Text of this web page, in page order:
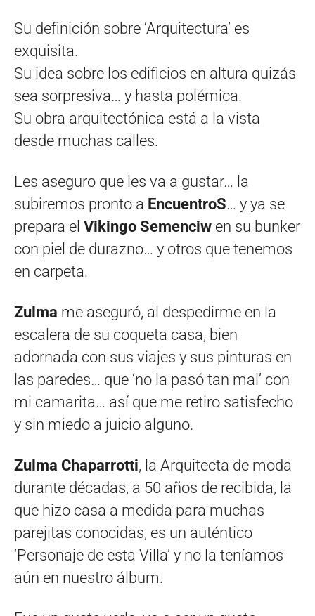
Su definición sobre ‘Arquitectura’ es
exquisita.
Su idea sobre los edificios en altura quizás
sea sorpresiva… y hasta polémica.
Su obra arquitectónica está a la vista
desde muchas calles.
Les aseguro que les va a gustar… la
subiremos pronto a EncuentroS… y ya se
prepara el Vikingo Semenciw en su bunker
con piel de durazno… y otros que tenemos
en carpeta.
Zulma me aseguró, al despedirme en la
escalera de su coqueta casa, bien
adornada con sus viajes y sus pinturas en
las paredes… que ‘no la pasó tan mal’ con
mi camarita… así que me retiro satisfecho
y sin miedo a juicio alguno.
Zulma Chaparrotti, la Arquitecta de moda
durante décadas, a 50 años de recibida, la
que hizo casa a medida para muchas
parejitas conocidas, es un auténtico
‘Personaje de esta Villa’ y no la teníamos
aún en nuestro álbum.